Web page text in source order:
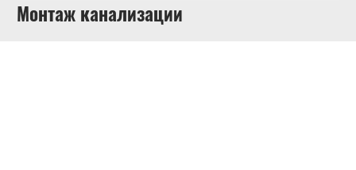
Монтаж канализации